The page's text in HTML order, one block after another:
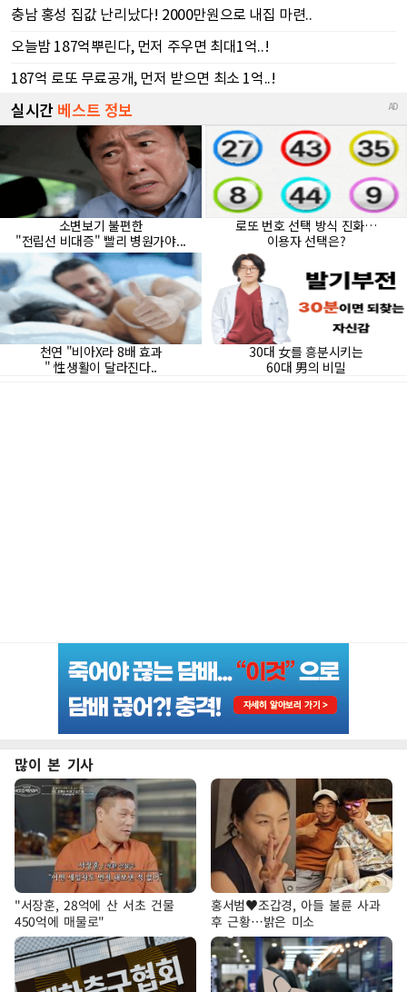
많이 본 기사
"서장훈, 28억에 산 서초 건물
450억에 매물로"
홍서범♥조갑경, 아들 불륜 사과
후 근황…밝은 미소